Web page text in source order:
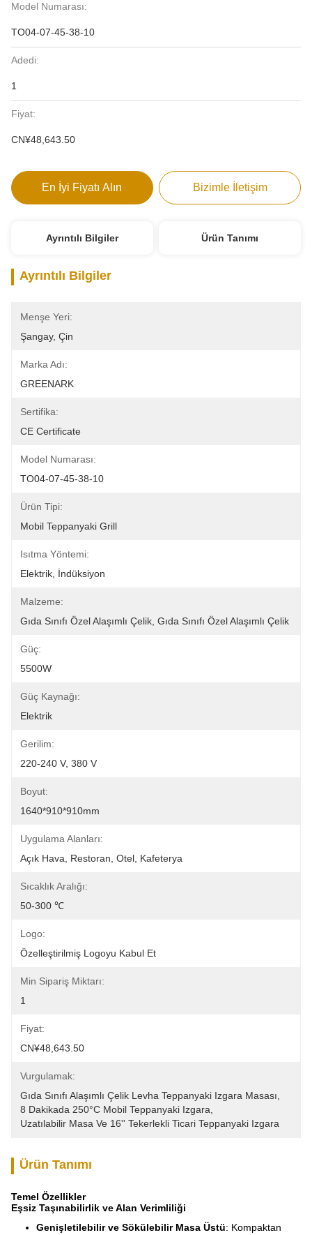
Model Numarası:
TO04-07-45-38-10
Adedi:
1
Fiyat:
CN¥48,643.50
En İyi Fiyatı Alın Bizimle İletişim
Ayrıntılı Bilgiler Ürün Tanımı
Ayrıntılı Bilgiler
Menşe Yeri:
Şangay, Çin
Marka Adı:
GREENARK
Sertifika:
CE Certificate
Model Numarası:
TO04-07-45-38-10
Ürün Tipi:
Mobil Teppanyaki Grill
Isıtma Yöntemi:
Elektrik, İndüksiyon
Malzeme:
Gıda Sınıfı Özel Alaşımlı Çelik, Gıda Sınıfı Özel Alaşımlı Çelik
Güç:
5500W
Güç Kaynağı:
Elektrik
Gerilim:
220-240 V, 380 V
Boyut:
1640*910*910mm
Uygulama Alanları:
Açık Hava, Restoran, Otel, Kafeterya
Sıcaklık Aralığı:
50-300 ℃
Logo:
Özelleştirilmiş Logoyu Kabul Et
Min Sipariş Miktarı:
1
Fiyat:
CN¥48,643.50
Vurgulamak:
Gıda Sınıfı Alaşımlı Çelik Levha Teppanyaki Izgara Masası
8 Dakikada 250°C Mobil Teppanyaki Izgara
Uzatılabilir Masa Ve 16'' Tekerlekli Ticari Teppanyaki Izgara
Ürün Tanımı
Temel Özellikler
Eşsiz Taşınabilirlik ve Alan Verimliliği
Genişletilebilir ve Sökülebilir Masa Üstü: Kompaktan